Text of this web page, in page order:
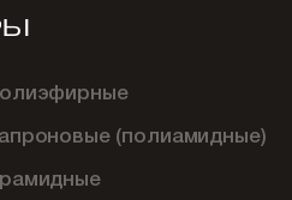
(полиамидные)